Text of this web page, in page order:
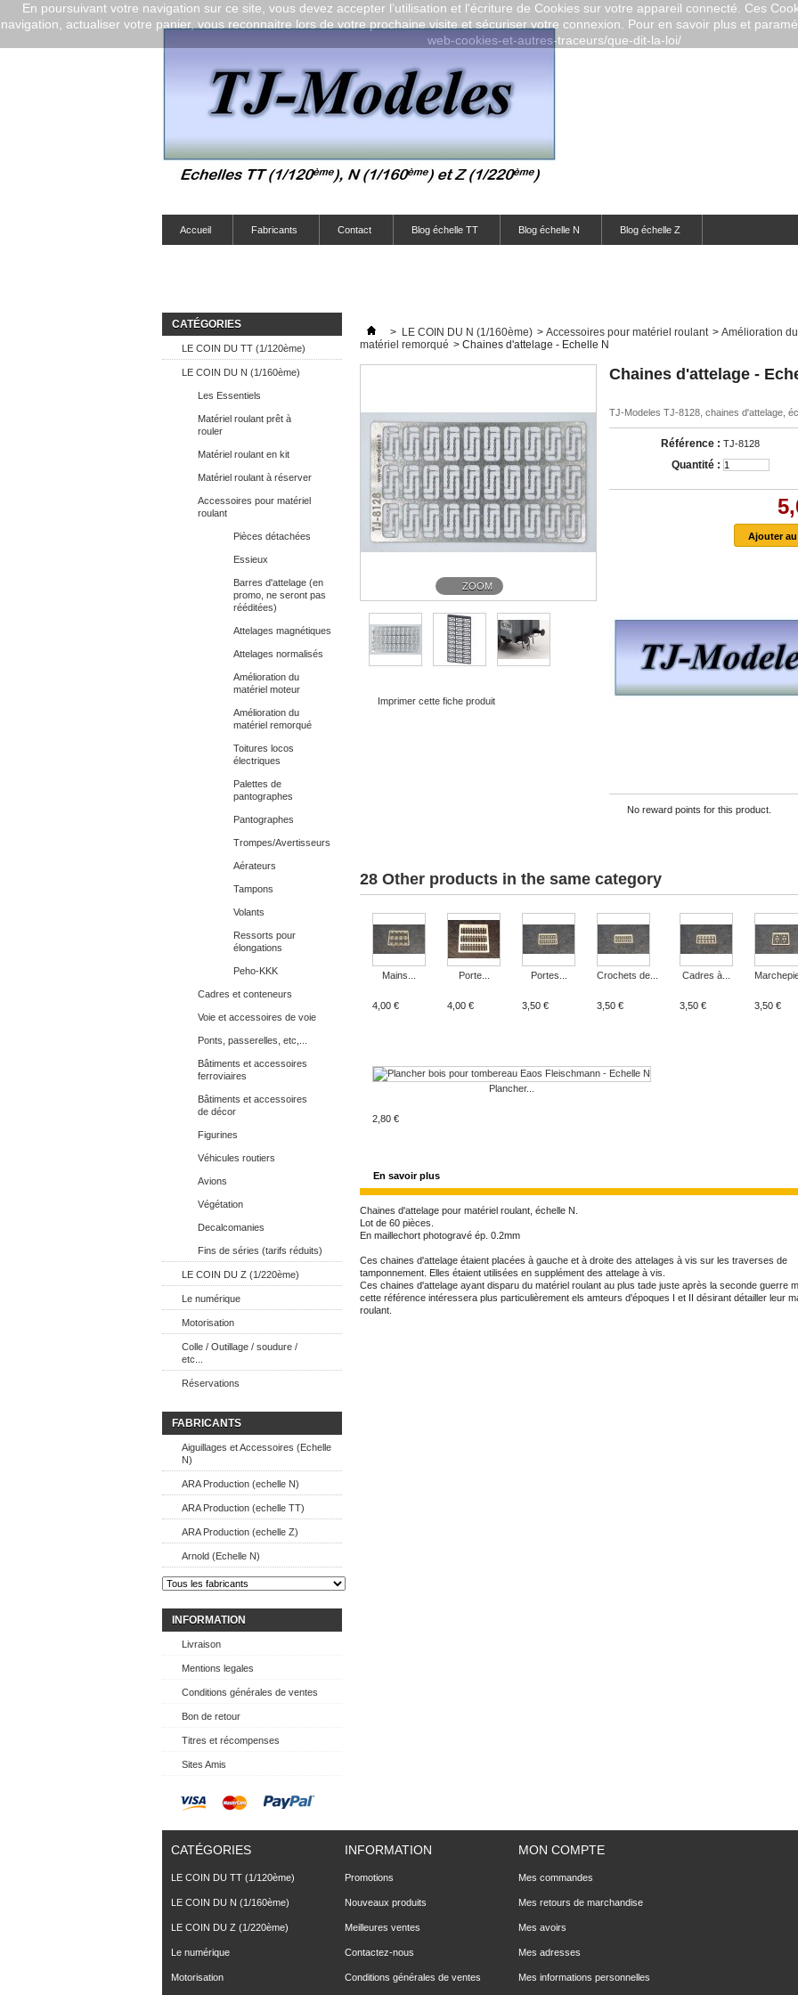
Accueil Fabricants Contact Blog échelle TT Blog échelle N Blog échelle Z
CATÉGORIES
LE COIN DU TT (1/120ème)
LE COIN DU N (1/160ème)
Les Essentiels
Matériel roulant prêt à
rouler
Matériel roulant en kit
Matériel roulant à réserver
Accessoires pour matériel
roulant
Pièces détachées
Essieux
Barres d'attelage (en
promo, ne seront pas
rééditées)
Attelages magnétiques
Attelages normalisés
Amélioration du
matériel moteur
Amélioration du
matériel remorqué
Toitures locos
électriques
Palettes de
pantographes
Pantographes
Trompes/Avertisseurs
Aérateurs
Tampons
Volants
Ressorts pour
élongations
Peho-KKK
Cadres et conteneurs
Voie et accessoires de voie
Ponts, passerelles, etc,...
Bâtiments et accessoires
ferroviaires
Bâtiments et accessoires
de décor
Figurines
Véhicules routiers
Avions
Végétation
Decalcomanies
Fins de séries (tarifs réduits)
LE COIN DU Z (1/220ème)
Le numérique
Motorisation
Colle / Outillage / soudure /
etc...
Réservations
FABRICANTS
Aiguillages et Accessoires (Echelle
N)
ARA Production (echelle N)
ARA Production (echelle TT)
ARA Production (echelle Z)
Arnold (Echelle N)
INFORMATION
Livraison
Mentions legales
Conditions générales de ventes
Bon de retour
Titres et récompenses
Sites Amis
> LE COIN DU N (1/160ème) > Accessoires pour matériel roulant > Amélioration du
matériel remorqué > Chaines d'attelage - Echelle N
ZOOM
Imprimer cette fiche produit
Chaines d'attelage -
TJ-Modeles TJ-8128, chaines d'attelage,
Référence : TJ-8128
Quantité :
No reward points for this product.
28 Other products in the same category
Mains...
4,00 €
Porte...
4,00 €
Portes...
3,50 €
Crochets de...
3,50 €
Cadres à...
3,50 € 3,50 €
Plancher...
2,80 €
En savoir plus
Chaines d'attelage pour matériel roulant, échelle N.
Lot de 60 pièces.
En maillechort photogravé ép. 0.2mm
Ces chaines d'attelage étaient placées à gauche et à droite des attelages à vis sur les traverses de
tamponnement. Elles étaient utilisées en supplément des attelage à vis.
Ces chaines d'attelage ayant disparu du matériel roulant au plus tade juste après la seconde guerre
cette référence intéressera plus particulièrement els amteurs d'époques I et II désirant détailler leur
roulant.
CATÉGORIES
LE COIN DU TT (1/120ème)
LE COIN DU N (1/160ème)
LE COIN DU Z (1/220ème)
Le numérique
Motorisation
INFORMATION
Promotions
Nouveaux produits
Meilleures ventes
Contactez-nous
Conditions générales de ventes
MON COMPTE
Mes commandes
Mes retours de marchandise
Mes avoirs
Mes adresses
Mes informations personnelles
En poursuivant votre navigation sur ce site, vous devez accepter l’utilisation et l'écriture de Cookies sur votre appareil connecté. Ces
navigation, actualiser votre panier, vous reconnaitre lors de votre prochaine visite et sécuriser votre connexion. Pour en savoir plus et
web-cookies-et-autres-traceurs/que-dit-la-loi/